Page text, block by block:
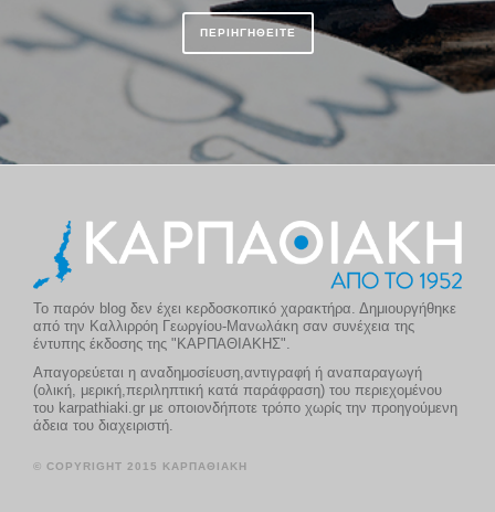
ΠΕΡΙΗΓΗΘΕΙΤΕ
Το παρόν blog δεν έχει κερδοσκοπικό χαρακτήρα. Δημιουργήθηκε
από την Καλλιρρόη Γεωργίου-Μανωλάκη σαν συνέχεια της
έντυπης έκδοσης της "ΚΑΡΠΑΘΙΑΚΗΣ".
Απαγορεύεται η αναδημοσίευση,αντιγραφή ή αναπαραγωγή
(ολική, μερική,περιληπτική κατά παράφραση) του περιεχομένου
του karpathiaki.gr με οποιονδήποτε τρόπο χωρίς την προηγούμενη
άδεια του διαχειριστή.
© COPYRIGHT 2015 ΚΑΡΠΑΘΙΑΚΗ